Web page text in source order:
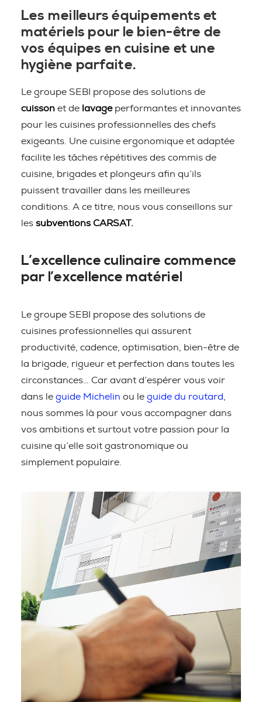
Les meilleurs équipements et
matériels pour le bien-être de
vos équipes en cuisine et une
hygiène parfaite.
Le groupe SEBI propose des solutions de
cuisson et de lavageperformantes et innovantes
pour les cuisines professionnelles des chefs
exigeants. Une cuisine ergonomique et adaptée
facilite les tâches répétitives des commis de
cuisine, brigades et plongeurs afin qu’ils
puissent travailler dans les meilleures
conditions. A ce titre, nous vous conseillons sur
les subventions CARSAT.
L’excellence culinaire commence
par l’excellence matériel
Le groupe SEBI propose des solutions de
cuisines professionnelles qui assurent
productivité, cadence, optimisation, bien-être de
la brigade, rigueur et perfection dans toutes les
circonstances… Car avant d’espérer vous voir
dans le guide Michelin ou le guide du routard
nous sommes là pour vous accompagner dans
vos ambitions et surtout votre passion pour la
cuisine qu’elle soit gastronomique ou
simplement populaire.